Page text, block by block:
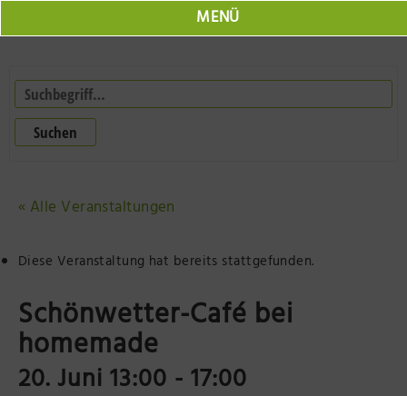
MENÜ
Jobs
Veranstaltungen
Neuruppin Schulplatz
Olafs Werkstatt
BODONI Vielseithof
Herr Fontane
Tourist Information
Impressionen der Region
« Alle Veranstaltungen
Diese Veranstaltung hat bereits stattgefunden.
Schönwetter-Café bei
homemade
20. Juni 13:00-17:00
Suchen